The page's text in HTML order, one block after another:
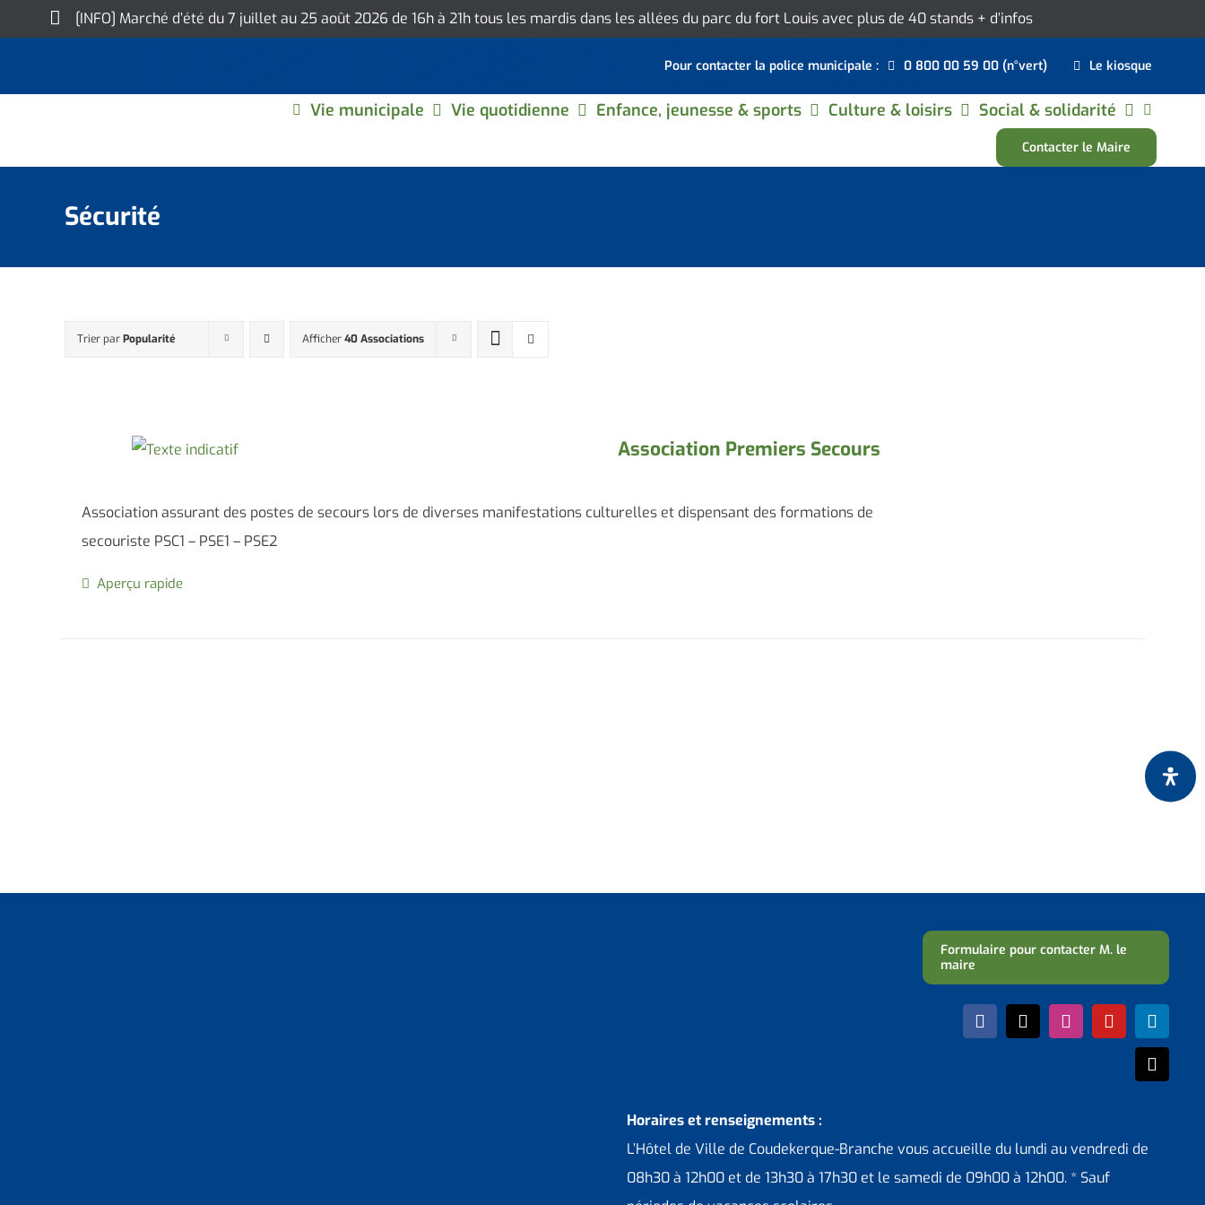
to
[INFO] Marché d’été du 7 juillet au 25 août 2026 de 16h à 21h tous les mardis dans les allées du parc du fort Louis avec plus de 40 stands + d’infos
Pour contacter la police municipale : 0 800 00 59 00 (n°vert) Le kiosque
Vie municipale Vie quotidienne Enfance, jeunesse & sports Culture & loisirs Social & solidarité
Contacter le Maire
Sécurité
Trier parPopularité Afficher40 Associations
Association Premiers Secours
Association assurant des postes de secours lors de diverses manifestations culturelles et dispensant des formations de
secouriste PSC1 – PSE1 – PSE2
Aperçu rapide
Formulaire pour contacter M. le
maire
Horaires et renseignements :
L’Hôtel de Ville de Coudekerque-Branche vous accueille du lundi au vendredi de
08h30 à 12h00 et de 13h30 à 17h30 et le samedi de 09h00 à 12h00. * Sauf